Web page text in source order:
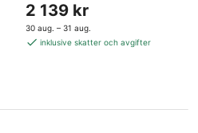
5
dAosta
Priset
är
2 139 kr
2 139 kr
30 aug. – 31 aug.
inklusive skatter och avgifter